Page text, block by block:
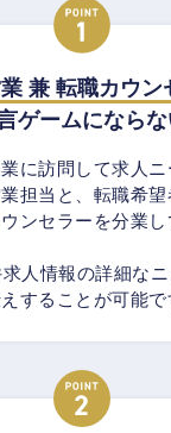
兼 転職カウン
ゲームになら
に訪問して求人ニ
担当と、転職希
ンセラーを分業
人情報の詳細な
することが可能で